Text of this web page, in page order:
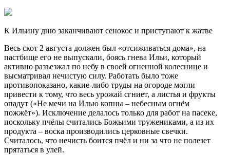
К Ильину дню заканчивают сенокос и приступают к жатве
Весь скот 2 августа должен был «отсиживаться дома», на
пастбище его не выпускали, боясь гнева Ильи, который
активно разъезжал по небу в своей огненной колеснице и
высматривал нечистую силу. Работать было тоже
противопоказано, какие-либо труды на огороде могли
привести к тому, что весь урожай сгниет, а листья и фрукты
опадут («Не мечи на Илью копны – небесным огнём
пожжёт»). Исключение делалось только для работ на пасеке,
поскольку пчёлы считались Божьими тружениками, а из их
продукта – воска производились церковные свечки.
Считалось, что нечисть боится пчёл и ни за что не полезет
прятаться в улей.